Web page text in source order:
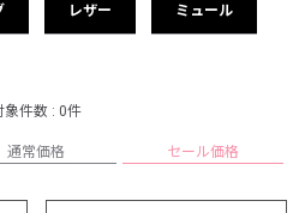
レザー ミュール
象件数 : 0件
通常価格 セール価格